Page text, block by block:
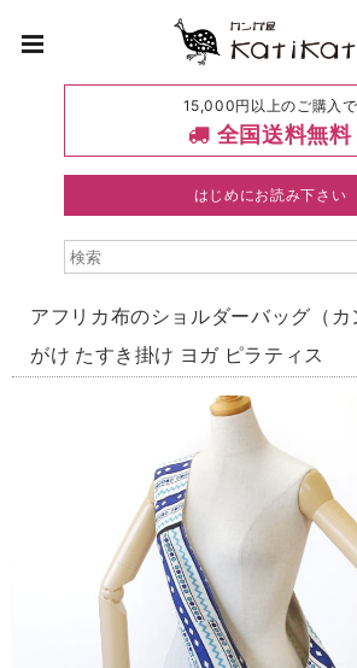
15,000円以上のご購入で
全国送料無料
はじめにお読み下さい
アフリカ布のショルダーバッグ（
がけ たすき掛け ヨガ ピラティス